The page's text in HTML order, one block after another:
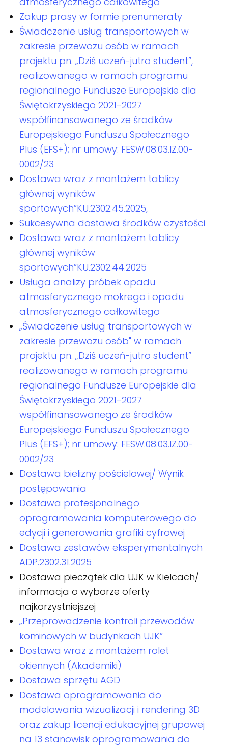
Zakup prasy w formie prenumeraty
Świadczenie usług transportowych w
zakresie przewozu osób w ramach
projektu pn. „Dziś uczeń-jutro student”,
realizowanego w ramach programu
regionalnego Fundusze Europejskie dla
Świętokrzyskiego 2021-2027
współfinansowanego ze środków
Europejskiego Funduszu Społecznego
Plus (EFS+); nr umowy: FESW.08.03.IZ.00-
0002/23
Dostawa wraz z montażem tablicy
głównej wyników
sportowych”KU.2302.45.2025,
Sukcesywna dostawa środków czystości
Dostawa wraz z montażem tablicy
głównej wyników
sportowych”KU.2302.44.2025
Usługa analizy próbek opadu
atmosferycznego mokrego i opadu
atmosferycznego całkowitego
„Świadczenie usług transportowych w
zakresie przewozu osób" w ramach
projektu pn. „Dziś uczeń-jutro student”
realizowanego w ramach programu
regionalnego Fundusze Europejskie dla
Świętokrzyskiego 2021-2027
współfinansowanego ze środków
Europejskiego Funduszu Społecznego
Plus (EFS+); nr umowy: FESW.08.03.IZ.00-
0002/23
Dostawa bielizny pościelowej/ Wynik
postępowania
Dostawa profesjonalnego
oprogramowania komputerowego do
edycji i generowania grafiki cyfrowej
Dostawa zestawów eksperymentalnych
ADP.2302.31.2025
Dostawa pieczątek dla UJK w Kielcach/
informacja o wyborze oferty
najkorzystniejszej
„Przeprowadzenie kontroli przewodów
kominowych w budynkach UJK”
Dostawa wraz z montażem rolet
okiennych (Akademiki)
Dostawa sprzętu AGD
Dostawa oprogramowania do
modelowania wizualizacji i rendering 3D
oraz zakup licencji edukacyjnej grupowej
na 13 stanowisk oprogramowania do